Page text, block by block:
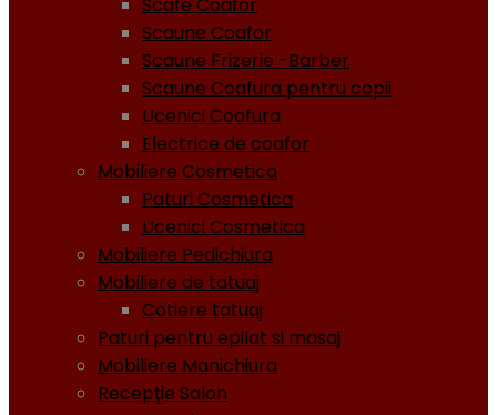
Scaune Coafor
Scaune Frizerie -Barber
Scaune Coafura pentru copii
Ucenici Coafura
Electrice de coafor
Mobiliere Cosmetica
Paturi Cosmetica
Ucenici Cosmetica
Mobiliere Pedichiura
Mobiliere de tatuaj
Cotiere tatuaj
Paturi pentru epilat si masaj
Mobiliere Manichiura
Recepţie Salon